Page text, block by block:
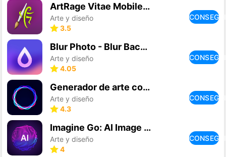
ArtRage Vitae Mobile Painting
Arte y diseño
3.5
Blur Photo - Blur Background
Arte y diseño
4.05
Generador de arte con IA
Arte y diseño
4.3
Imagine Go: AI Image Generator
Arte y diseño
4